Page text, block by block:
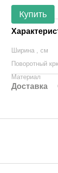
Купить
Ширина , см
Поворотный
Материал
Доставка